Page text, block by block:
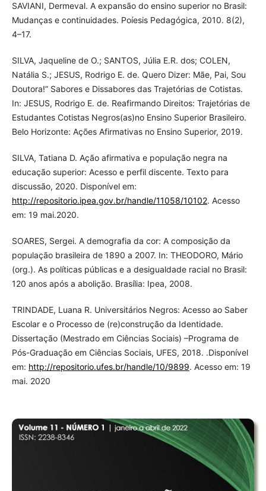
SAVIANI, Dermeval. A expansão do ensino superior no Brasil:
Mudanças e continuidades. Poíesis Pedagógica, 2010. 8(2),
4–17.
SILVA, Jaqueline de O.; SANTOS, Júlia E.R. dos; COLEN,
Natália S.; JESUS, Rodrigo E. de. Quero Dizer: Mãe, Pai, Sou
Doutora!” Sabores e Dissabores das Trajetórias de Cotistas.
In: JESUS, Rodrigo E. de. Reafirmando Direitos: Trajetórias de
Estudantes Cotistas Negros(as)no Ensino Superior Brasileiro.
Belo Horizonte: Ações Afirmativas no Ensino Superior, 2019.
SILVA, Tatiana D. Ação afirmativa e população negra na
educação superior: Acesso e perfil discente. Texto para
discussão, 2020. Disponível em:
http://repositorio.ipea.gov.br/handle/11058/10102. Acesso
em: 19 mai.2020.
SOARES, Sergei. A demografia da cor: A composição da
população brasileira de 1890 a 2007. In: THEODORO, Mário
(org.). As políticas públicas e a desigualdade racial no Brasil:
120 anos após a abolição. Brasília: Ipea, 2008.
TRINDADE, Luana R. Universitários Negros: Acesso ao Saber
Escolar e o Processo de (re)construção da Identidade.
Dissertação (Mestrado em Ciências Sociais) –Programa de
Pós-Graduação em Ciências Sociais, UFES, 2018. .Disponível
em: http://repositorio.ufes.br/handle/10/9899. Acesso em: 19
mai. 2020